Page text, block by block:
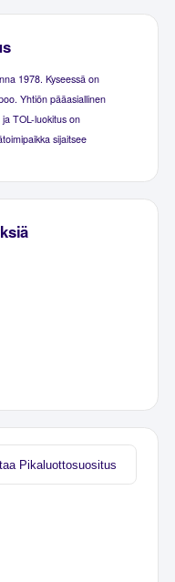
1978. Kyseessä on
Yhtiön pääasiallinen
TOL-luokitus on
sijaitsee
Pikaluottosuositus